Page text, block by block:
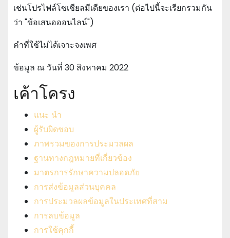
เช่นโปรไฟล์โซเชียลมีเดียของเรา (ต่อไปนี้จะเรียกรวมกัน
ว่า "ข้อเสนอออนไลน์")
คําที่ใช้ไม่ได้เจาะจงเพศ
ข้อมูล ณ วันที่ 30 สิงหาคม 2022
เค้าโครง
แนะ นำ
ผู้รับผิดชอบ
ภาพรวมของการประมวลผล
ฐานทางกฎหมายที่เกี่ยวข้อง
มาตรการรักษาความปลอดภัย
การส่งข้อมูลส่วนบุคคล
การประมวลผลข้อมูลในประเทศที่สาม
การลบข้อมูล
การใช้คุกกี้